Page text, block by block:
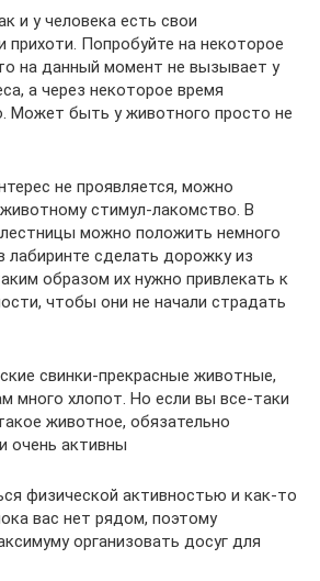
и у человека есть свои
прихоти. Попробуйте на некоторое
на данный момент не вызывает у
а через некоторое время
Может быть у животного просто не
не проявляется, можно
стимул-лакомство. В
можно положить немного
лабиринте сделать дорожку из
образом их нужно привлекать к
чтобы они не начали страдать
свинки-прекрасные животные,
много хлопот. Но если вы все-таки
животное, обязательно
очень активны
физической активностью и как-то
вас нет рядом, поэтому
организовать досуг для